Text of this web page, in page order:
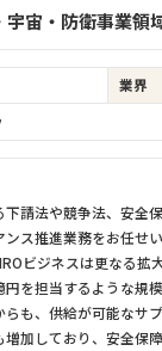
宙・防衛事業領
業界
請法や競争法、安全
ス推進業務をお任せ
ビジネスは更なる
を担当するような規
も、供給が可能なサ
加しており、安全保